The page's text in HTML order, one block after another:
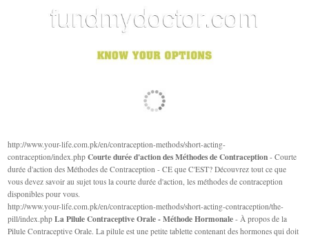
http://www.your-life.com.pk/en/contraception-methods/short-acting-
contraception/index.phpCourte durée d'action des Méthodes de Contraception - Courte
durée d'action des Méthodes de Contraception - CE que C'EST? Découvrez tout ce que
vous devez savoir au sujet tous la courte durée d'action, les méthodes de contraception
disponibles pour vous.
http://www.your-life.com.pk/en/contraception-methods/short-acting-contraception/the-
pill/index.phpLa Pilule Contraceptive Orale - Méthode Hormonale - À propos de la
Pilule Contraceptive Orale. La pilule est une petite tablette contenant des hormones qui doit